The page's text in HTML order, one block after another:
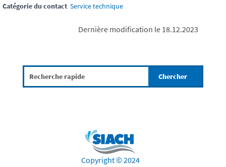
Catégorie du contact Service technique
Dernière modification le 18.12.2023
Copyright © 2024